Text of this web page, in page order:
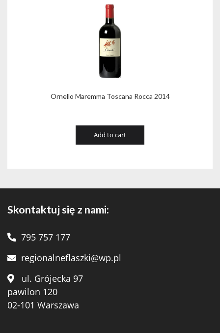
Ornello Maremma Toscana Rocca 2014
Add to cart
Skontaktuj się z nami:
795 757 177
regionalneflaszki@wp.pl
ul. Grójecka 97
pawilon 120
02-101 Warszawa